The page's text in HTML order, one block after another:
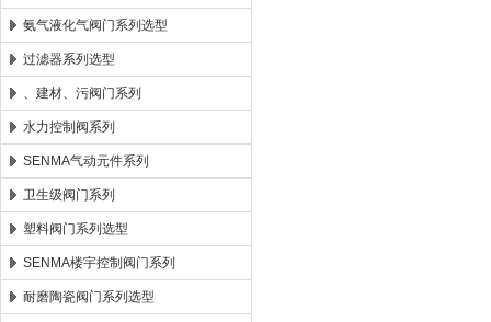
氨气液化气阀门系列选型
过滤器系列选型
、建材、污阀门系列
水力控制阀系列
SENMA气动元件系列
卫生级阀门系列
塑料阀门系列选型
SENMA楼宇控制阀门系列
耐磨陶瓷阀门系列选型